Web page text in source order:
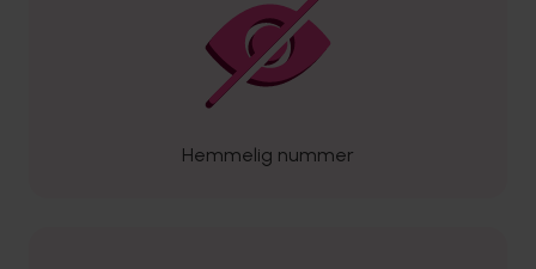
Hemmelig nummer